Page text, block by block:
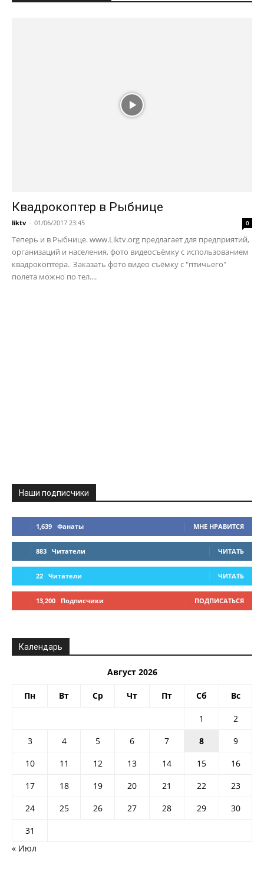
Квадрокоптер в Рыбнице
liktv - 01/06/2017 23:45 0
Теперь и в Рыбнице. www.Liktv.org предлагает для предприятий,
организаций и населения, фото видеосъёмку с использованием
квадрокоптера. Заказать фото видео съёмку с "птичьего"
полета можно по тел....
Наши подписчики
1,639 Фанаты МНЕ НРАВИТСЯ
883 Читатели ЧИТАТЬ
22 Читатели ЧИТАТЬ
13,200 Подписчики ПОДПИСАТЬСЯ
Календарь
Август 2026
Пн Вт Ср Чт Пт Сб Вс
1
2
3
4 5 6 7 8
9
10
11 12 13 14 15
16
17
18 19 20 21 22
23
24
25 26 27 28 29
30
31
« Июл